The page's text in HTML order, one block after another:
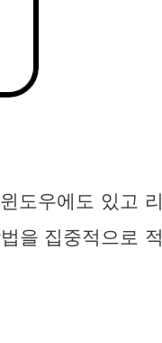
도우에도 있고 리
을 집중적으로 적